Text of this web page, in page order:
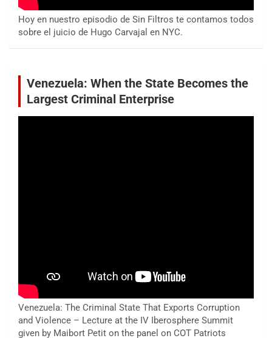
Hoy en nuestro episodio de Sin Filtros te contamos todos
sobre el juicio de Hugo Carvajal en NYC.
Venezuela: When the State Becomes the
Largest Criminal Enterprise
Venezuela: The Criminal State That Exports Corruption
and Violence – Lecture at the IV Iberosphere Summit
given by Maibort Petit on the panel on COT Patriots